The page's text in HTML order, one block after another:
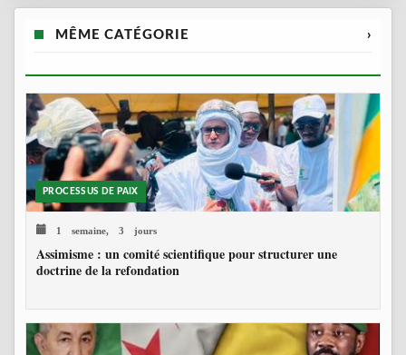
MÊME CATÉGORIE ›
PROCESSUS DE PAIX
1 semaine, 3 jours
Assimisme : un comité scientifique pour structurer une
doctrine de la refondation